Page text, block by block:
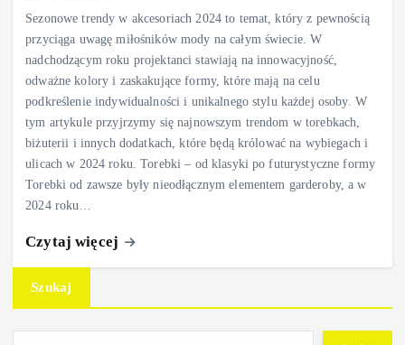
Sezonowe trendy w akcesoriach 2024 to temat, który z pewnością
przyciąga uwagę miłośników mody na całym świecie. W
nadchodzącym roku projektanci stawiają na innowacyjność,
odważne kolory i zaskakujące formy, które mają na celu
podkreślenie indywidualności i unikalnego stylu każdej osoby. W
tym artykule przyjrzymy się najnowszym trendom w torebkach,
biżuterii i innych dodatkach, które będą królować na wybiegach i
ulicach w 2024 roku. Torebki – od klasyki po futurystyczne formy
Torebki od zawsze były nieodłącznym elementem garderoby, a w
2024 roku…
Czytaj więcej
Szukaj